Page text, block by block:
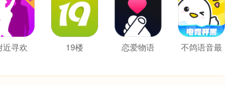
近寻欢 19楼 恋爱物语
不鸽语音最